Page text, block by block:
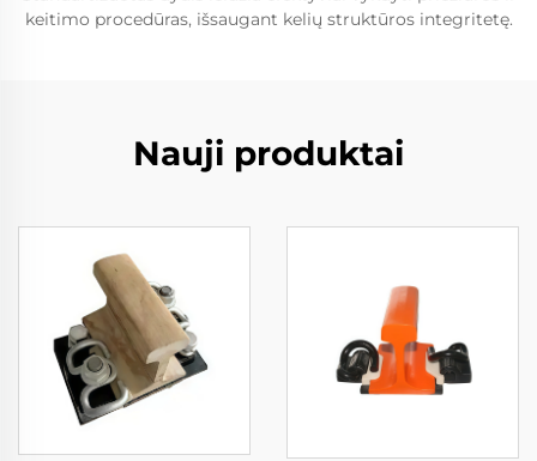
keitimo procedūras, išsaugant kelių struktūros integritetę.
Nauji produktai